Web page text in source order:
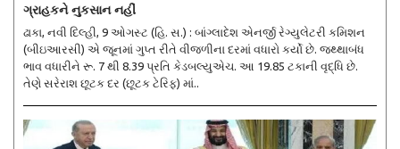
ગ્રાહકને નુકસાન નહીં
ઢાકા, નવી દિલ્હી, 9 ઓગસ્ટ (હિ. સ.) : બાંગ્લાદેશ એનર્જી રેગ્યુલેટરી કમિશન
(બીઇઆરસી) એ જૂનમાં ગુપ્ત રીતે વીજળીના દરમાં વધારો કર્યો છે. જથ્થાબંધ
ભાવ વધારીને રૂ. 7 થી 8.39 પ્રતિ કેડબલ્યુએચ. આ 19.85 ટકાની વૃદ્ધિ છે.
તેણે સરેરાશ છૂટક દર (છૂટક ટેરિફ) માં..